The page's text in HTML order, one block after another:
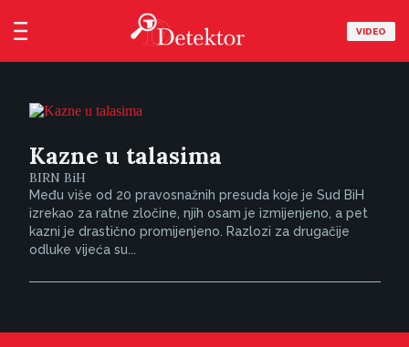
VIDEO
Kazne u talasima
BIRN BiH
Među više od 20 pravosnažnih presuda koje je Sud BiH
izrekao za ratne zločine, njih osam je izmijenjeno, a pet
kazni je drastično promijenjeno. Razlozi za drugačije
odluke vijeća su...